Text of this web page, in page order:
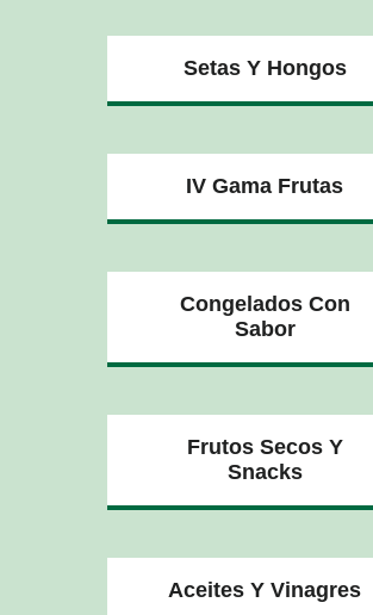
Setas Y Hongos
IV Gama Frutas
Congelados Con
Sabor
Frutos Secos Y
Snacks
Aceites Y Vinagres